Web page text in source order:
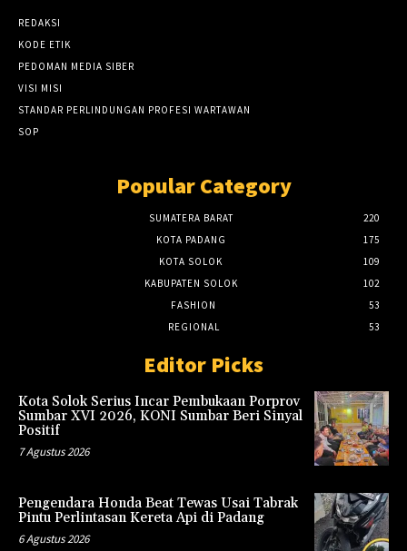
REDAKSI
KODE ETIK
PEDOMAN MEDIA SIBER
VISI MISI
STANDAR PERLINDUNGAN PROFESI WARTAWAN
SOP
Popular Category
SUMATERA BARAT
220
KOTA PADANG
175
KOTA SOLOK
109
KABUPATEN SOLOK
102
FASHION
53
REGIONAL
53
Editor Picks
Kota Solok Serius Incar Pembukaan Porprov
Sumbar XVI 2026, KONI Sumbar Beri Sinyal
Positif
7 Agustus 2026
Pengendara Honda Beat Tewas Usai Tabrak
Pintu Perlintasan Kereta Api di Padang
6 Agustus 2026